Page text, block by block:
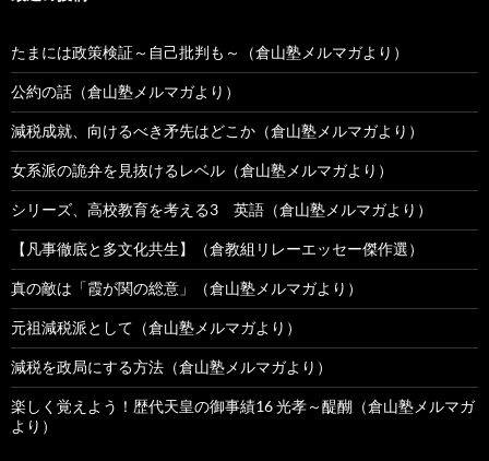
たまには政策検証～自己批判も～（倉山塾メルマガより）
公約の話（倉山塾メルマガより）
減税成就、向けるべき矛先はどこか（倉山塾メルマガより）
女系派の詭弁を見抜けるレベル（倉山塾メルマガより）
シリーズ、高校教育を考える3 英語（倉山塾メルマガより）
【凡事徹底と多文化共生】（倉教組リレーエッセー傑作選）
真の敵は「霞が関の総意」（倉山塾メルマガより）
元祖減税派として（倉山塾メルマガより）
減税を政局にする方法（倉山塾メルマガより）
楽しく覚えよう！歴代天皇の御事績16 光孝～醍醐（倉山塾メルマガ
より）